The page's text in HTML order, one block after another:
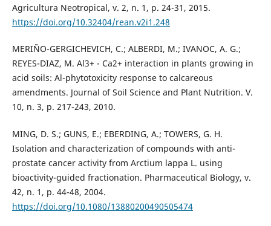
Agricultura Neotropical, v. 2, n. 1, p. 24-31, 2015.
https://doi.org/10.32404/rean.v2i1.248
MERIÑO-GERGICHEVICH, C.; ALBERDI, M.; IVANOC, A. G.;
REYES-DIAZ, M. Al3+ - Ca2+ interaction in plants growing in
acid soils: Al-phytotoxicity response to calcareous
amendments. Journal of Soil Science and Plant Nutrition. V.
10, n. 3, p. 217-243, 2010.
MING, D. S.; GUNS, E.; EBERDING, A.; TOWERS, G. H.
Isolation and characterization of compounds with anti-
prostate cancer activity from Arctium lappa L. using
bioactivity-guided fractionation. Pharmaceutical Biology, v.
42, n. 1, p. 44-48, 2004.
https://doi.org/10.1080/13880200490505474